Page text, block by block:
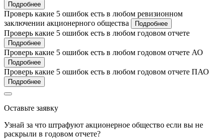
Подробнее
Проверь какие 5 ошибок есть в любом ревизионном
заключении акционерного общества
Подробнее
Проверь какие 5 ошибок есть в любом годовом отчете
Подробнее
Проверь какие 5 ошибок есть в любом годовом отчете АО
Подробнее
Проверь какие 5 ошибок есть в любом годовом отчете ПАО
Подробнее
Оставьте заявку
Узнай за что штрафуют акционерное общество если вы не
раскрыли в годовом отчете?